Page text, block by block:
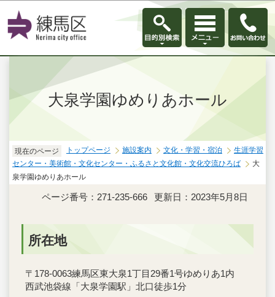
このページの本文へ移動
大泉学園ゆめりあホール
現在のページ トップページ 施設案内 文化・学習・宿泊
生涯学習
センター・美術館・文化センター・ふるさと文化館・文化交流ひろば
大
泉学園ゆめりあホール
ページ番号：271-235-666 更新日：2023年5月8日
所在地
〒178-0063練馬区東大泉1丁目29番1号ゆめりあ1内
西武池袋線「大泉学園駅」北口徒歩1分